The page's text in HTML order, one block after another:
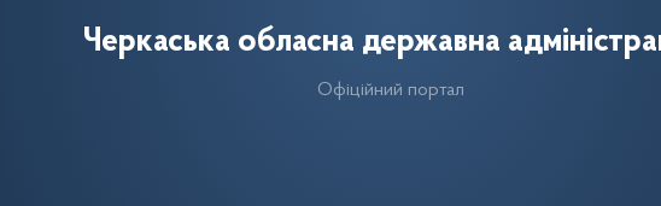
Черкаська обласна державна
Офіційний портал